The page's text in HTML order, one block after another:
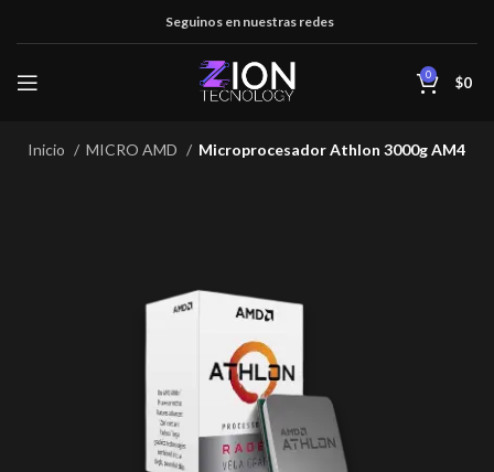
Seguinos en nuestras redes
0 $0
Inicio MICRO AMD Microprocesador Athlon 3000g AM4